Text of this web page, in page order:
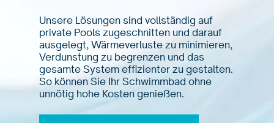
Unsere Lösungen sind vollständig auf
private Pools zugeschnitten und darauf
ausgelegt, Wärmeverluste zu minimieren,
Verdunstung zu begrenzen und das
gesamte System effizienter zu gestalten.
So können Sie Ihr Schwimmbad ohne
unnötig hohe Kosten genießen.